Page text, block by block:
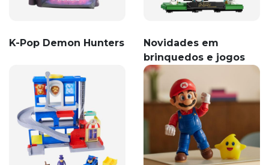
K-Pop Demon Hunters
Novidades em
brinquedos e jogos